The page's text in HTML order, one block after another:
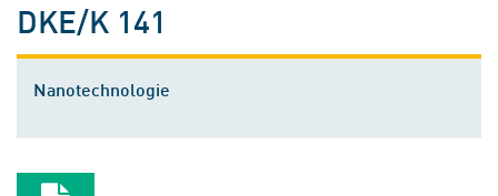
DKE/K 141
Nanotechnologie